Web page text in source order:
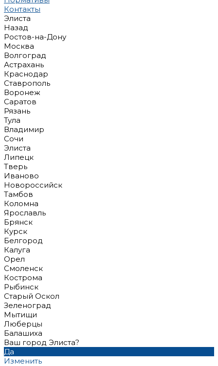
Контакты
Элиста
Назад
Ростов-на-Дону
Москва
Волгоград
Астрахань
Краснодар
Ставрополь
Воронеж
Саратов
Рязань
Тула
Владимир
Сочи
Элиста
Липецк
Тверь
Иваново
Новороссийск
Тамбов
Коломна
Ярославль
Брянск
Курск
Белгород
Калуга
Орел
Смоленск
Кострома
Рыбинск
Старый Оскол
Зеленоград
Мытищи
Люберцы
Балашиха
Ваш город Элиста?
Да
Изменить